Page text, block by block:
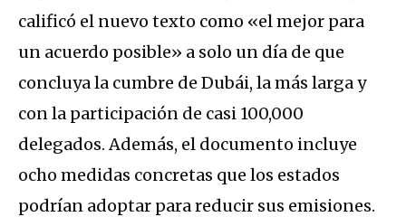
calificó el nuevo texto como «el mejor para
un acuerdo posible» a solo un día de que
concluya la cumbre de Dubái, la más larga y
con la participación de casi 100,000
delegados. Además, el documento incluye
ocho medidas concretas que los estados
podrían adoptar para reducir sus emisiones.